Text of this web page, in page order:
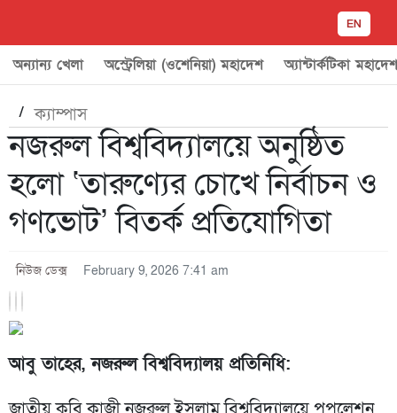
EN
অন্যান্য খেলা অস্ট্রেলিয়া (ওশেনিয়া) মহাদেশ অ্যান্টার্কটিকা মহাদেশ
/ক্যাম্পাস
নজরুল বিশ্ববিদ্যালয়ে অনুষ্ঠিত
হলো ‘তারুণ্যের চোখে নির্বাচন ও
গণভোট’ বিতর্ক প্রতিযোগিতা
নিউজ ডেক্স February 9, 2026 7:41 am
আবু তাহের, নজরুল বিশ্ববিদ্যালয় প্রতিনিধি: